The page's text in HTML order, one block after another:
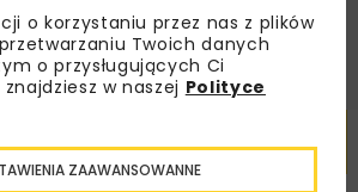
artykuły
o korzystaniu przez nas z plików
Twoich danych
o przysługujących Ci
w naszej Polityce
ZAAWANSOWANNE